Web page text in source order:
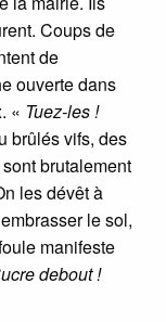
Coups de
de
ouverte dans
« Tuez-les !
brûlés vifs, des
brutalement
les dévêt à
le sol,
manifeste
debout !